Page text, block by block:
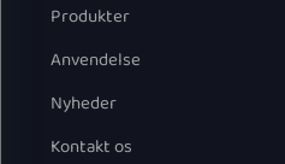
Produkter
Anvendelse
Nyheder
Kontakt os